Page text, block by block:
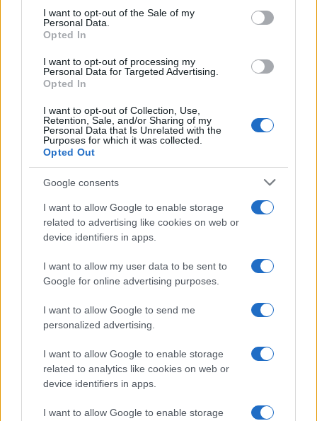
consent section.
I want to opt-out of the Sale of my
Personal Data.
Opted In
I want to opt-out of processing my
Personal Data for Targeted Advertising.
Opted In
I want to opt-out of Collection, Use,
Retention, Sale, and/or Sharing of my
Personal Data that Is Unrelated with the
Purposes for which it was collected.
Opted Out
Google consents
I want to allow Google to enable storage
related to advertising like cookies on web or
device identifiers in apps.
I want to allow my user data to be sent to
Google for online advertising purposes.
I want to allow Google to send me
personalized advertising.
I want to allow Google to enable storage
related to analytics like cookies on web or
device identifiers in apps.
I want to allow Google to enable storage
Continua a leggere
MOTORI
La svolta green di Suzuki: 240.000 auto elettrificate
vendute in Italia
MOTORI